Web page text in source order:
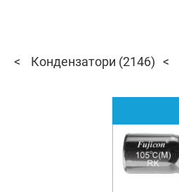
Кондензатори (2146)